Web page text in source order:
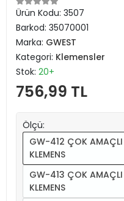
Ürün Kodu: 3507
Barkod: 35070001
Marka: GWEST
Kategori: Klemensler
Stok: 20+
756,99 TL
Ölçü:
GW-412 ÇOK AMAÇLI
KLEMENS
GW-413 ÇOK AMAÇLI
KLEMENS